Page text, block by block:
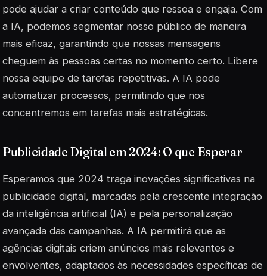
pode ajudar a criar conteúdo que ressoa e engaja. Com
a IA, podemos segmentar nosso público de maneira
mais eficaz, garantindo que nossas mensagens
cheguem às pessoas certas no momento certo. Libere
nossa equipe de tarefas repetitivas. A IA pode
automatizar processos, permitindo que nos
concentremos em tarefas mais estratégicas.
Publicidade Digital em 2024: O que Esperar
Esperamos que 2024 traga inovações significativas na
publicidade digital, marcadas pela crescente integração
da inteligência artificial (IA) e pela personalização
avançada das campanhas. A IA permitirá que as
agências digitais criem anúncios mais relevantes e
envolventes, adaptados às necessidades específicas de